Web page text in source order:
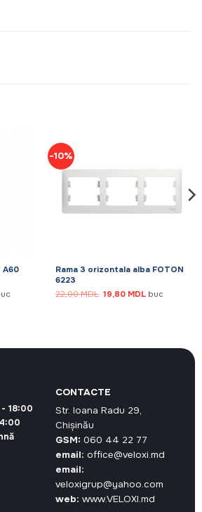
A60
-10%
Rama 3 orizontala alba FOTON
6223
22,00MDL Prețul
inițial
19,80 MDLPrețul
buc
CONTACTE
Str. Ioana Radu 29,
Chișinău
GSM: 060 44 22 77
email: office@veloxi.md
email:
veloxigrup@yahoo.com
web: www.VELOXI.md
18:00